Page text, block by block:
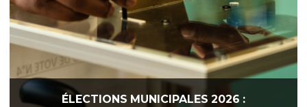
ÉLECTIONS MUNICIPALES 2026 :